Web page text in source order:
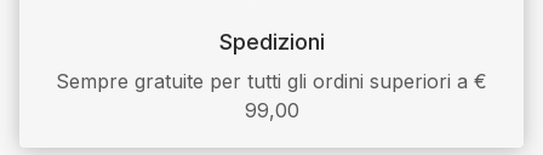
Spedizioni
Sempre gratuite per tutti gli ordini superiori a €
99,00